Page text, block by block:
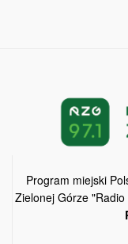
Program miejski
Zielonej Górze